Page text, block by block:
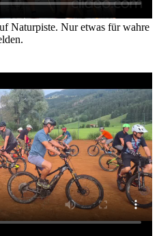
Naturpiste. Nur etwas für wahre